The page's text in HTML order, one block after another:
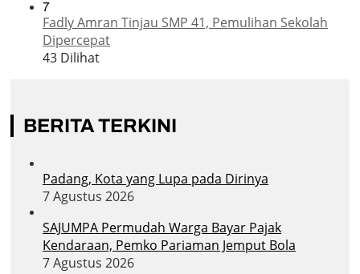
7
Fadly Amran Tinjau SMP 41, Pemulihan Sekolah
Dipercepat
43 Dilihat
BERITA TERKINI
Padang, Kota yang Lupa pada Dirinya
7 Agustus 2026
SAJUMPA Permudah Warga Bayar Pajak
Kendaraan, Pemko Pariaman Jemput Bola
7 Agustus 2026